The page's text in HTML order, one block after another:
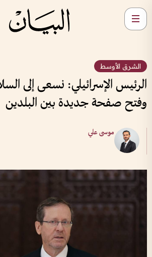
الشرق الأوسط
الرئيس الإسرائيلي: نسعى إلى
وفتح صفحة جديدة بين البلدين
موسى علي